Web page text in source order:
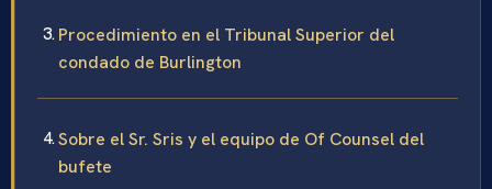
Procedimiento en el Tribunal Superior del
condado de Burlington
Sobre el Sr. Sris y el equipo de Of Counsel del
bufete